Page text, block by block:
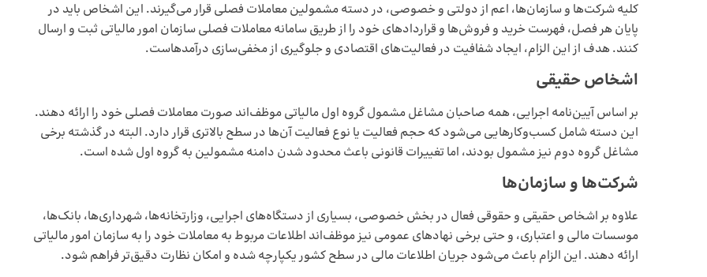
کلیه شرکت‌ها و سازمان‌ها، اعم از دولتی و خصوصی، در دسته مشمولین معاملات فصلی قرار می‌گیرند. این اشخاص باید در
پایان هر فصل، فهرست خرید و فروش‌ها و قراردادهای خود را از طریق سامانه معاملات فصلی سازمان امور مالیاتی ثبت و ارسال
کنند. هدف از این الزام، ایجاد شفافیت در فعالیت‌های اقتصادی و جلوگیری از مخفی‌سازی درآمدهاست.
اشخاص حقیقی
بر اساس آیین‌نامه اجرایی، همه صاحبان مشاغل مشمول گروه اول مالیاتی موظف‌اند صورت معاملات فصلی خود را ارائه دهند.
این دسته شامل کسب‌وکارهایی می‌شود که حجم فعالیت یا نوع فعالیت آن‌ها در سطح بالاتری قرار دارد. البته در گذشته برخی
مشاغل گروه دوم نیز مشمول بودند، اما تغییرات قانونی باعث محدود شدن دامنه مشمولین به گروه اول شده است.
شرکت‌ها و سازمان‌ها
علاوه بر اشخاص حقیقی و حقوقی فعال در بخش خصوصی، بسیاری از دستگاه‌های اجرایی، وزارتخانه‌ها، شهرداری‌ها، بانک‌ها،
موسسات مالی و اعتباری، و حتی برخی نهادهای عمومی نیز موظف‌اند اطلاعات مربوط به معاملات خود را به سازمان امور مالیاتی
ارائه دهند. این الزام باعث می‌شود جریان اطلاعات مالی در سطح کشور یکپارچه شده و امکان نظارت دقیق‌تر فراهم شود.